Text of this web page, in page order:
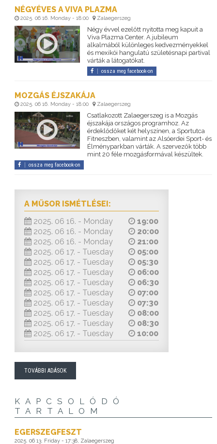
NÉGYÉVES A VIVA PLAZMA
2025. 06 16. Monday - 18:00 Zalaegerszeg
Négy évvel ezelőtt nyitotta meg kapuit a
Viva Plazma Center. A jubileum
alkalmából különleges kedvezményekkel
és mexikói hangulatú születésnapi partival
várták a látogatókat.
ossza meg facebook-on
MOZGÁS ÉJSZAKÁJA
2025. 06 16. Monday - 18:00 Zalaegerszeg
Csatlakozott Zalaegerszeg is a Mozgás
éjszakája országos programhoz. Az
érdeklődőket két helyszínen, a Sportutca
Fitneszben, valamint az Alsóerdei Sport- és
Élményparkban várták. A szervezők több
mint 20 féle mozgásformával készültek.
ossza meg facebook-on
A MŰSOR ISMÉTLÉSEI:
2025. 06 16. - Monday
19:00
2025. 06 16. - Monday
20:00
2025. 06 16. - Monday
21:00
2025. 06 17. - Tuesday
05:00
2025. 06 17. - Tuesday
05:30
2025. 06 17. - Tuesday
06:00
2025. 06 17. - Tuesday
06:30
2025. 06 17. - Tuesday
07:00
2025. 06 17. - Tuesday
07:30
2025. 06 17. - Tuesday
08:00
2025. 06 17. - Tuesday
08:30
2025. 06 17. - Tuesday
10:00
TOVÁBBI ADÁSOK
KAPCSOLÓDÓ
TARTALOM
EGERSZEGFESZT
2025. 06 13. Friday - 17:38, Zalaegerszeg